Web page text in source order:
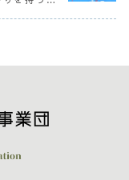
で決めてい